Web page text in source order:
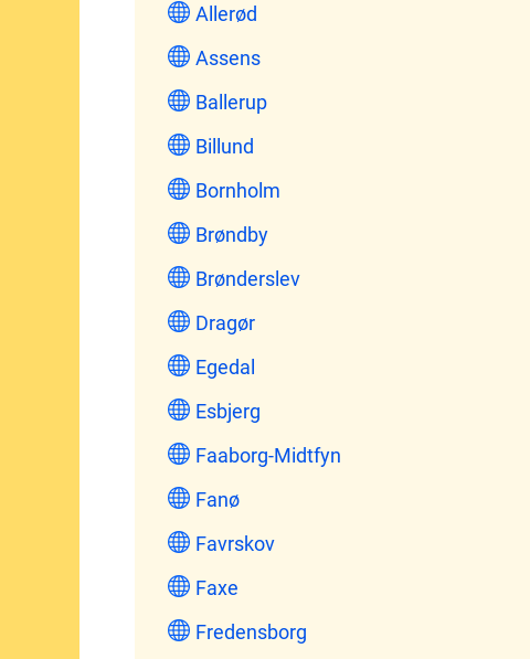
Allerød
Assens
Ballerup
Billund
Bornholm
Brøndby
Brønderslev
Dragør
Egedal
Esbjerg
Faaborg-Midtfyn
Fanø
Favrskov
Faxe
Fredensborg